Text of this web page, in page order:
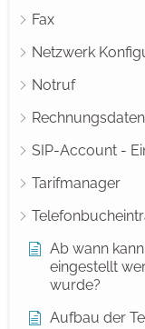
Fax
Netzwerk
Notruf
Rechnungsdaten
SIP-Account -
Tarifmanager
Ab wann
eingestellt
wurde?
Aufbau der